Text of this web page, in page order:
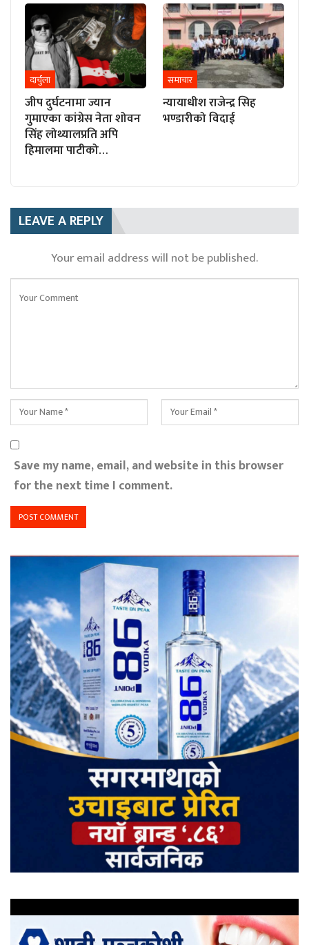
दार्चुला
जीप दुर्घटनामा ज्यान
गुमाएका कांग्रेस नेता शोवन
सिंह लोथ्यालप्रति अपि
हिमालमा पाटीको…
समाचार
न्यायाधीश राजेन्द्र सिह
भण्डारीको विदाई
LEAVE A REPLY
Your email address will not be published.
Save my name, email, and website in this browser
for the next time I comment.